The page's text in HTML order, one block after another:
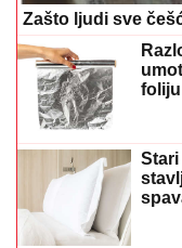
Zašto ljudi sve
foliju